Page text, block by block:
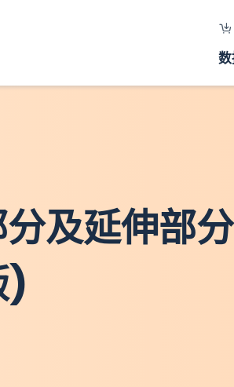
及延伸部
)